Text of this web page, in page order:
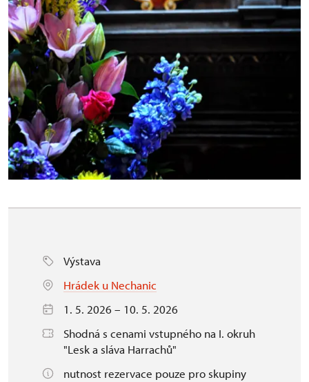
Výstava
Hrádek u Nechanic
1. 5. 2026 – 10. 5. 2026
Shodná s cenami vstupného na I. okruh
"Lesk a sláva Harrachů"
nutnost rezervace pouze pro skupiny